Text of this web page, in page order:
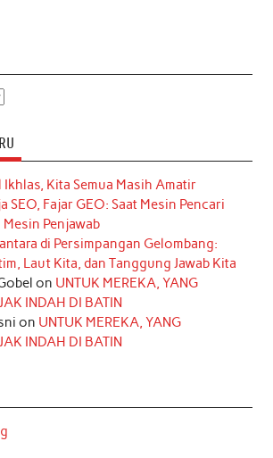
Ikhlas, Kita Semua Masih Amatir
SEO, Fajar GEO: Saat Mesin Pencari
Penjawab
di Persimpangan Gelombang:
Laut Kita, dan Tanggung Jawab Kita
on UNTUK MEREKA, YANG
INDAH DI BATIN
on UNTUK MEREKA, YANG
INDAH DI BATIN